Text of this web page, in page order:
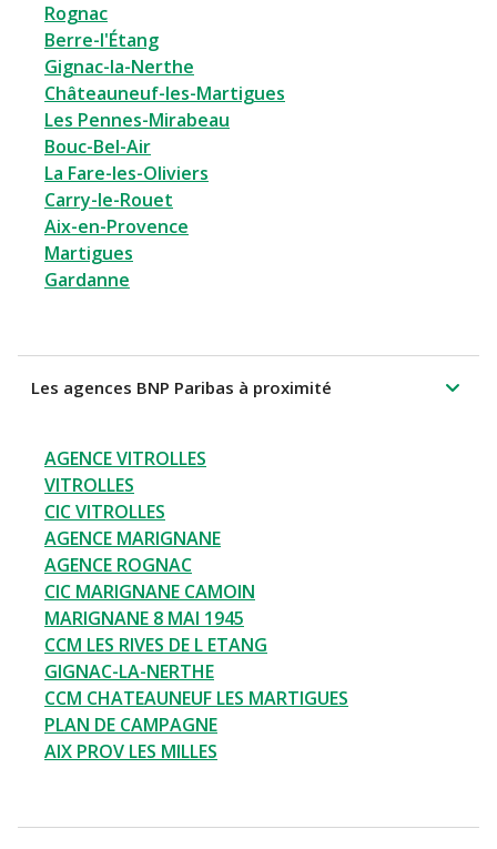
Rognac
Berre-l'Étang
Gignac-la-Nerthe
Châteauneuf-les-Martigues
Les Pennes-Mirabeau
Bouc-Bel-Air
La Fare-les-Oliviers
Carry-le-Rouet
Aix-en-Provence
Martigues
Gardanne
Les agences BNP Paribas à proximité
AGENCE VITROLLES
VITROLLES
CIC VITROLLES
AGENCE MARIGNANE
AGENCE ROGNAC
CIC MARIGNANE CAMOIN
MARIGNANE 8 MAI 1945
CCM LES RIVES DE L ETANG
GIGNAC-LA-NERTHE
CCM CHATEAUNEUF LES MARTIGUES
PLAN DE CAMPAGNE
AIX PROV LES MILLES